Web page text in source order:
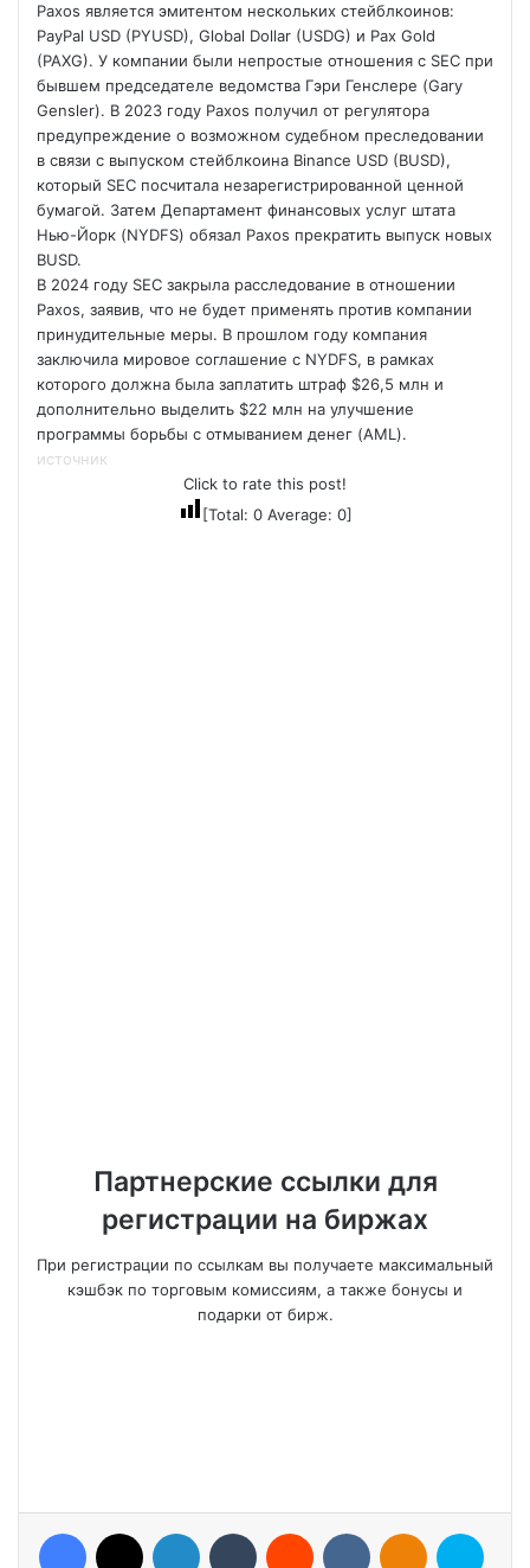
Paxos является эмитентом нескольких стейблкоинов:
PayPal USD (PYUSD), Global Dollar (USDG) и Pax Gold
(PAXG). У компании были непростые отношения с SEC при
бывшем председателе ведомства Гэри Генслере (Gary
Gensler). В 2023 году Paxos получил от регулятора
предупреждение о возможном судебном преследовании
в связи с выпуском стейблкоина Binance USD (BUSD),
который SEC посчитала незарегистрированной ценной
бумагой. Затем Департамент финансовых услуг штата
Нью-Йорк (NYDFS) обязал Paxos прекратить выпуск новых
BUSD.
В 2024 году SEC закрыла расследование в отношении
Paxos, заявив, что не будет применять против компании
принудительные меры. В прошлом году компания
заключила мировое соглашение с NYDFS, в рамках
которого должна была заплатить штраф $26,5 млн и
дополнительно выделить $22 млн на улучшение
программы борьбы с отмыванием денег (AML).
источник
Click to rate this post!
[Total: 0Average: 0]
Партнерские ссылки для
регистрации на биржах
При регистрации по ссылкам вы получаете максимальный
кэшбэк по торговым комиссиям, а также бонусы и
подарки от бирж.